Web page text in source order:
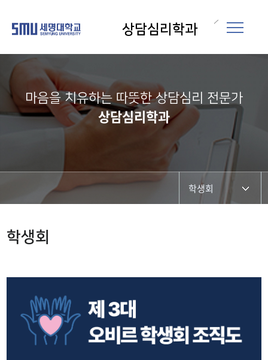
상담심리학과
마음을 치유하는 따뜻한 상담심리 전문가
상담심리학과
학생회
학생회
학생회